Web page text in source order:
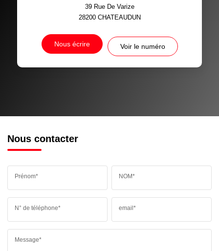
39 Rue De Varize
28200 CHATEAUDUN
Nous écrire Voir le numéro
Nous contacter
Prénom* NOM*
N° de téléphone* email*
Message*